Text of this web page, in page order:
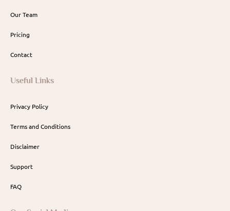
Our Team
Pricing
Contact
Useful Links
Privacy Policy
Terms and Conditions
Disclaimer
Support
FAQ